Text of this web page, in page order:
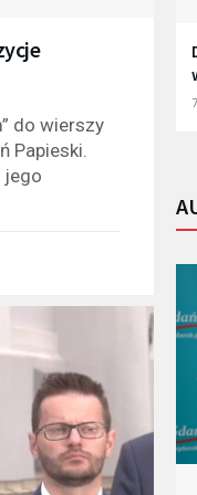
do wierszy
Papieski.
jego